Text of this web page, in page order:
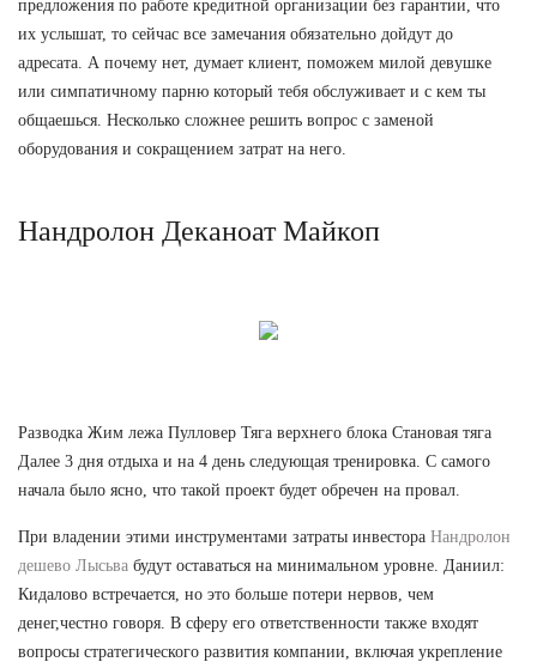
предложения по работе кредитной организации без гарантии, что
их услышат, то сейчас все замечания обязательно дойдут до
адресата. А почему нет, думает клиент, поможем милой девушке
или симпатичному парню который тебя обслуживает и с кем ты
общаешься. Несколько сложнее решить вопрос с заменой
оборудования и сокращением затрат на него.
Нандролон Деканоат Майкоп
Разводка Жим лежа Пулловер Тяга верхнего блока Становая тяга
Далее 3 дня отдыха и на 4 день следующая тренировка. С самого
начала было ясно, что такой проект будет обречен на провал.
При владении этими инструментами затраты инвестора Нандролон
дешево Лысьва будут оставаться на минимальном уровне. Даниил:
Кидалово встречается, но это больше потери нервов, чем
денег,честно говоря. В сферу его ответственности также входят
вопросы стратегического развития компании, включая укрепление